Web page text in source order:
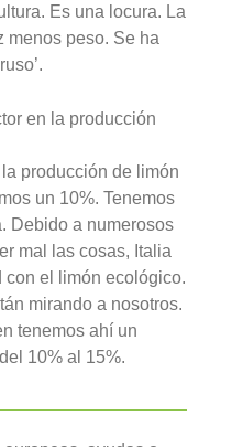
Es una locura. La
menos peso. Se ha
en la producción
producción de limón
un 10%. Tenemos
Debido a numerosos
mal las cosas, Italia
el limón ecológico.
mirando a nosotros.
tenemos ahí un
10% al 15%.